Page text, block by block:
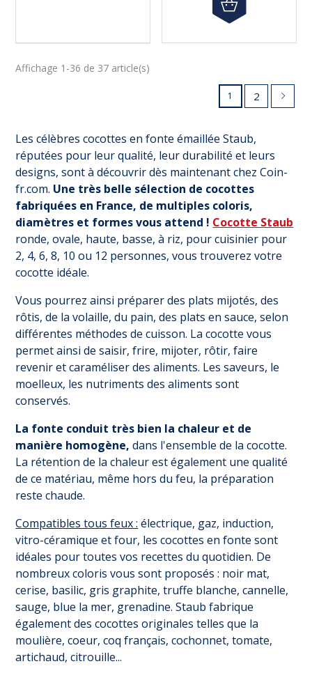
Affichage 1-36 de 37 article(s)
1 2
Les célèbres cocottes en fonte émaillée Staub,
réputées pour leur qualité, leur durabilité et leurs
designs, sont à découvrir dès maintenant chez Coin-
fr.com. Une très belle sélection de cocottes
fabriquées en France, de multiples coloris,
diamètres et formes vous attend ! Cocotte Staub
ronde, ovale, haute, basse, à riz, pour cuisinier pour
2, 4, 6, 8, 10 ou 12 personnes, vous trouverez votre
cocotte idéale.
Vous pourrez ainsi préparer des plats mijotés, des
rôtis, de la volaille, du pain, des plats en sauce, selon
différentes méthodes de cuisson. La cocotte vous
permet ainsi de saisir, frire, mijoter, rôtir, faire
revenir et caraméliser des aliments. Les saveurs, le
moelleux, les nutriments des aliments sont
conservés.
La fonte conduit très bien la chaleur et de
manière homogène, dans l'ensemble de la cocotte.
La rétention de la chaleur est également une qualité
de ce matériau, même hors du feu, la préparation
reste chaude.
Compatibles tous feux : électrique, gaz, induction,
vitro-céramique et four, les cocottes en fonte sont
idéales pour toutes vos recettes du quotidien. De
nombreux coloris vous sont proposés : noir mat,
cerise, basilic, gris graphite, truffe blanche, cannelle,
sauge, blue la mer, grenadine. Staub fabrique
également des cocottes originales telles que la
moulière, coeur, coq français, cochonnet, tomate,
artichaud, citrouille...